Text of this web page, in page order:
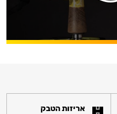
אריזות הטבק